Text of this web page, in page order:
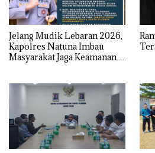
Jelang Mudik Lebaran 2026,
Kapolres Natuna Imbau
Masyarakat Jaga Keamanan